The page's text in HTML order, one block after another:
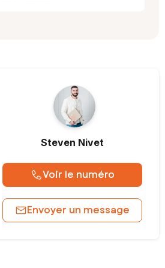
Steven Nivet
Voir le numéro
Envoyer un message